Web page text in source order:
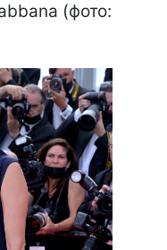
(фото: